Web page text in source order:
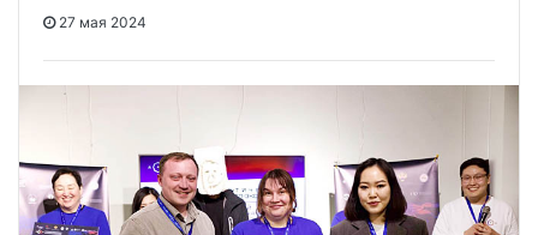
27 мая 2024